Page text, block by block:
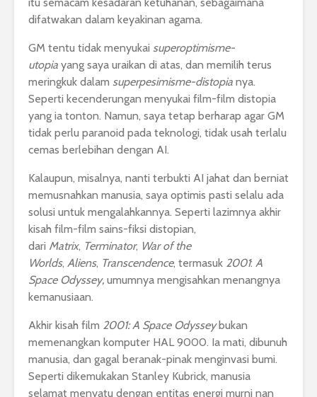
itu semacam kesadaran ketuhanan, sebagaimana
difatwakan dalam keyakinan agama.
GM tentu tidak menyukai superoptimisme-
utopia yang saya uraikan di atas, dan memilih terus
meringkuk dalam superpesimisme-distopia nya.
Seperti kecenderungan menyukai film-film distopia
yang ia tonton. Namun, saya tetap berharap agar GM
tidak perlu paranoid pada teknologi, tidak usah terlalu
cemas berlebihan dengan AI.
Kalaupun, misalnya, nanti terbukti AI jahat dan berniat
memusnahkan manusia, saya optimis pasti selalu ada
solusi untuk mengalahkannya. Seperti lazimnya akhir
kisah film-film sains-fiksi distopian,
dari Matrix, Terminator, War of the
Worlds, Aliens, Transcendence, termasuk 2001: A
Space Odyssey, umumnya mengisahkan menangnya
kemanusiaan.
Akhir kisah film 2001: A Space Odyssey bukan
memenangkan komputer HAL 9000. Ia mati, dibunuh
manusia, dan gagal beranak-pinak menginvasi bumi.
Seperti dikemukakan Stanley Kubrick, manusia
selamat menyatu dengan entitas energi murni nan